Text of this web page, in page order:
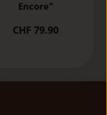
Encore"
CHF 79.90